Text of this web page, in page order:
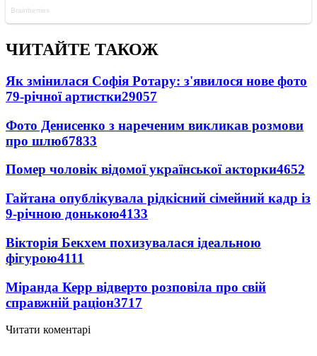
ЧИТАЙТЕ ТАКОЖ
Як змінилася Софія Ротару: з'явилося нове фото
79-річної артистки29057
Фото Денисенко з нареченим викликав розмови
про шлюб7833
Помер чоловік відомої української акторки4652
Гайтана опублікувала рідкісний сімейний кадр із
9-річною донькою4133
Вікторія Бекхем похизувалася ідеальною
фігурою4111
Міранда Керр відверто розповіла про свій
справжній раціон3717
Читати коментарі